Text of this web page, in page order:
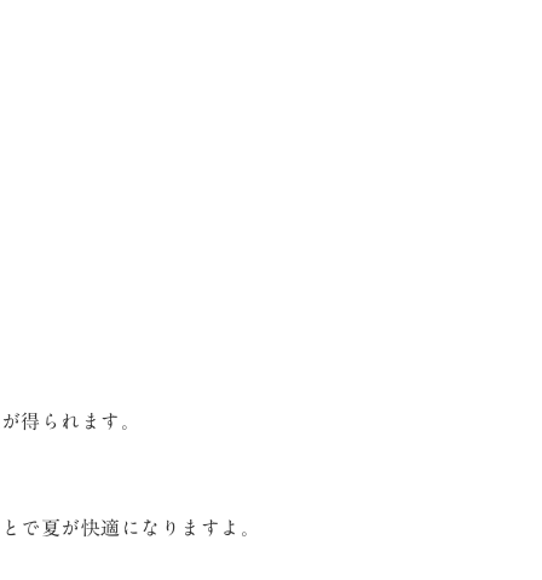
得られます。
で夏が快適になりますよ。